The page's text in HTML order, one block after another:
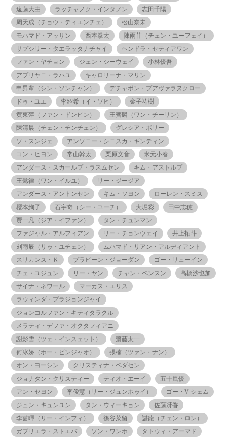
遠藤大由
ラッチャノク・インタノン
志田千陽
周天成（チョウ・ティエンチェ）
松山奈未
モハマド・アッサン
西本拳太
陳雨菲（チェン・ユーフェイ）
サプシリー・タエラッタナチャイ
ヘンドラ・セティアワン
ファン・ヤチョン
ジェン・シーウェイ
小林優吾
アプリヤニ・ラハユ
キャロリーナ・マリン
申昇輩（シン・ソンチャン）
デチャポン・プアヴァラヌクロー
ドゥ・ユエ
李紹希（イ・ソヒ）
金子祐樹
黄東萍（ファン・ドンピン）
王齊麟（ワン・チーリン）
陳清晨（チェン・チンチェン）
グレシア・ポリー
ソ・スンジェ
アンソニー・シニスカ・ギンティン
コン・ヒヨン
常山幹太 栗原文音
米元小春
アンダース・スカールプ・ラスムセン
キム・アストルプ
王懿律（ワン・イルユ）
リー・ジージア
アンダース・アントンセン
キム・ソヨン
ローレン・スミス
櫻本絢子
石宇奇（シー・ユーチ） 大堀彩
田中志穂
贾一凡（ジア・イファン）
タン・チュンマン
ファジャル・アルフィアン
リー・チョンウェイ
井上拓斗
刘雨辰（リゥ・ユチェン）
ムハマド・リアン・アルディアント
スリカンス・Ｋ
プラビーン・ジョーダン
ゴー・リューイン
チェ・ユジュン
リー・ヤン チャン・ペンスン
髙橋沙也加
サイナ・ネワール
マーカス・エリス
ラウィンダ・プラジョンジャイ
ジョンコルファン・キティタラクル
メラティ・デファ・オクタフィアニ
謝影雪（ツェ・インスェット）
齋藤太一
何冰娇（ホー・ビンジャオ）
張楠（ツァン・ナン）
オン・ヨーシン
クリスティナ・ペダセン
ジョナタン・クリスティー
ティオ・エーイ
五十嵐優
アン・セヨン
李俊慧（リー・ジュンホゥイ）
ゴー・V シェム
ジュン・キュンユン
タン・ウィーキョン
佐藤冴香
李茵暉（リー・インフィ）
篠谷菜留
諶龍（チェン・ロン）
ガブリエラ・ストエバ
ソン・ワンホ タトウィ・アーマド